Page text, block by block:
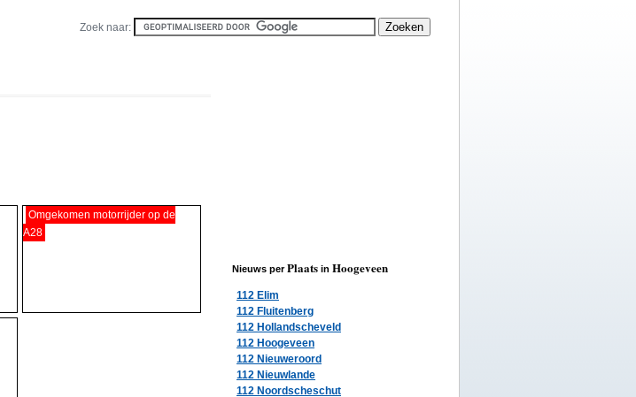
Zoek naar:
Omgekomen motorrijder op de
A28
Nieuws perPlaats in Hoogeveen
112 Elim
112 Fluitenberg
112 Hollandscheveld
112 Hoogeveen
112 Nieuweroord
112 Nieuwlande
112 Noordscheschut